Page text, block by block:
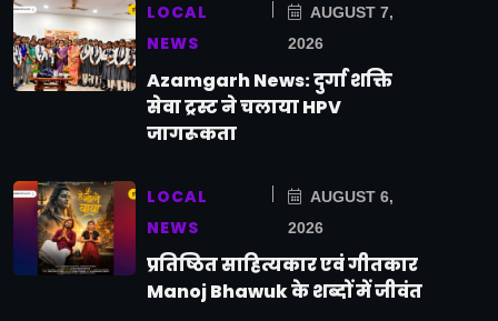
LOCAL
NEWS
AUGUST 7,
2026
Azamgarh News: दुर्गा शक्ति
सेवा ट्रस्ट ने चलाया HPV
जागरूकता
LOCAL
NEWS
AUGUST 6,
2026
प्रतिष्ठित साहित्यकार एवं गीतकार
Manoj Bhawuk के शब्दों में जीवंत